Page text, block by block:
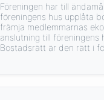
Föreningen har till
föreningens hus upplåta
främja medlemmarnas
anslutning till föreningens
Bostadsrätt är den rätt i